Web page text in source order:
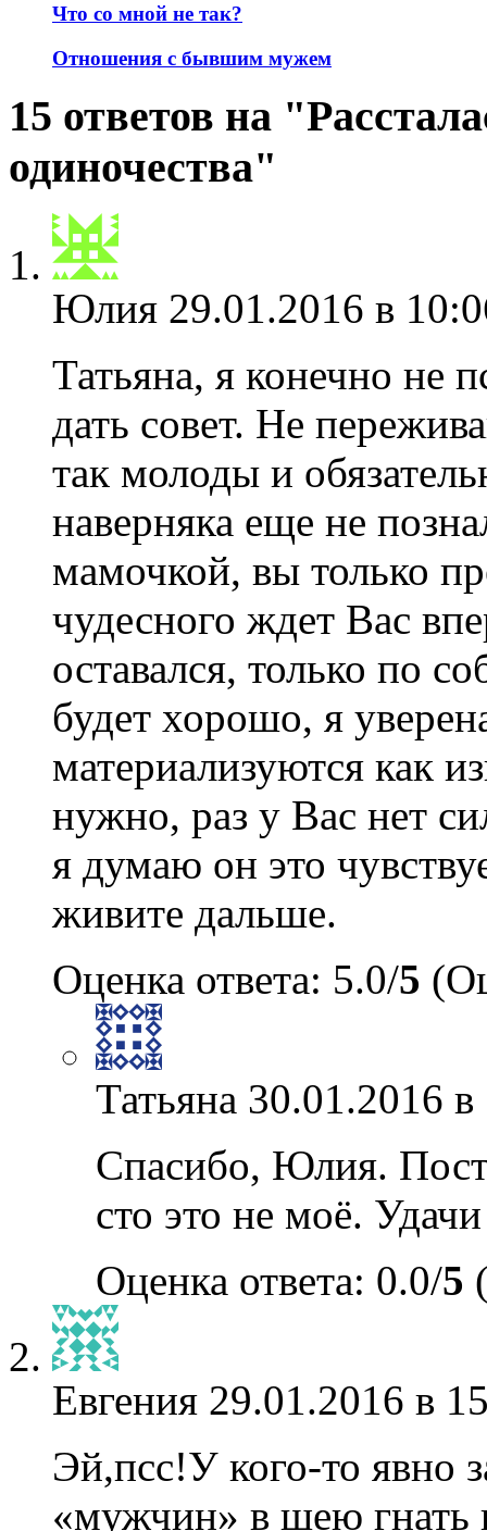
Что со мной не так?
Отношения с бывшим мужем
15 ответов на
одиночества"
Юлия 29.01.2016 в
Татьяна, я конечно не
дать совет. Не
так молоды и
наверняка еще не
мамочкой, вы только
чудесного ждет Вас
оставался, только по
будет хорошо, я
материализуются как
нужно, раз у Вас нет
я думаю он это
живите дальше.
Оценка ответа: 5.0/5
Татьяна 30.01.2016
Спасибо, Юлия.
сто это не моё.
Оценка ответа: 0.0/5
Евгения 29.01.2016 в
Эй,псс!У кого-то явно
«мужчин» в шею гнать